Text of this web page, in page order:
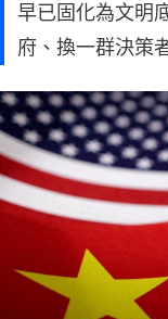
早已固化為文明
府、換一群決策